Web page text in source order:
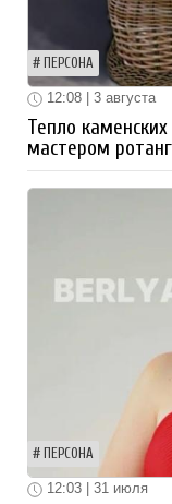
ПЕРСОНА
12:08 | 3 августа
Тепло
мастером
ПЕРСОНА
12:03 | 31 июля